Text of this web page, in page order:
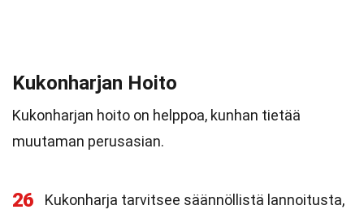
Kukonharjan Hoito
Kukonharjan hoito on helppoa, kunhan tietää
muutaman perusasian.
26 Kukonharja tarvitsee säännöllistä lannoitusta,